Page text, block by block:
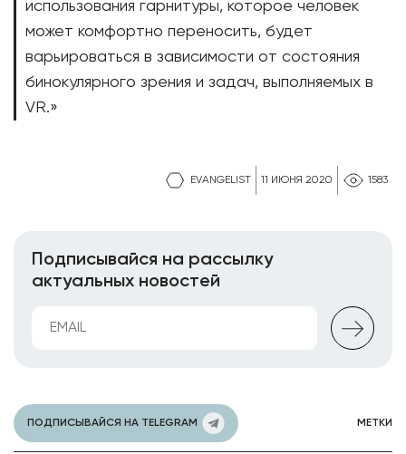
EVANGELIST 11 ИЮНЯ 2020 1583
использования гарнитуры, которое человек
может комфортно переносить, будет
варьироваться в зависимости от состояния
бинокулярного зрения и задач, выполняемых в
VR.»
Подписывайся на рассылку
актуальных новостей
ПОДПИСЫВАЙСЯ НА TELEGRAM МЕТКИ